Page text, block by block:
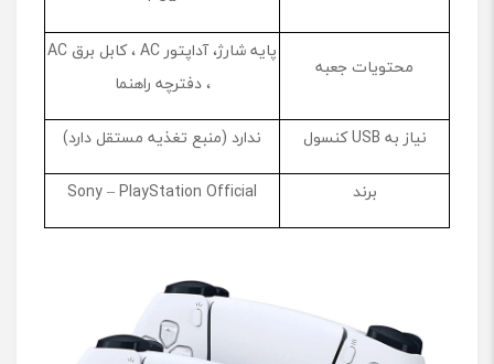
محتویات جعبه
پایه شارژ، آداپتور AC ، کابل برق AC
، دفترچه راهنما
نیاز به USB کنسول
ندارد (منبع تغذیه مستقل دارد)
برند
Sony – PlayStation Official